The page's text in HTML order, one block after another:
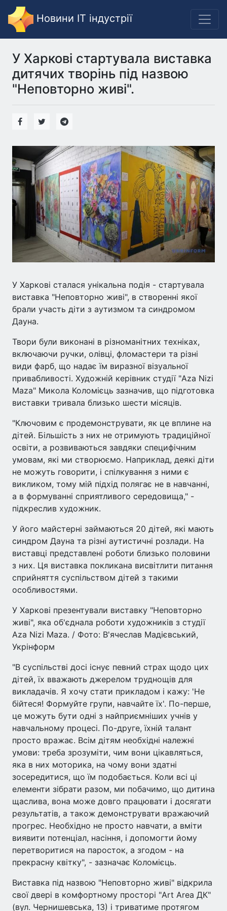
Новини IT індустрії
У Харкові стартувала виставка
дитячих творінь під назвою
"Неповторно живі".
У Харкові сталася унікальна подія - стартувала
виставка "Неповторно живі", в створенні якої
брали участь діти з аутизмом та синдромом
Дауна.
Твори були виконані в різноманітних техніках,
включаючи ручки, олівці, фломастери та різні
види фарб, що надає їм виразної візуальної
привабливості. Художній керівник студії "Aza Nizi
Maza" Микола Коломієць зазначив, що підготовка
виставки тривала близько шести місяців.
"Ключовим є продемонструвати, як це вплине на
дітей. Більшість з них не отримують традиційної
освіти, а розвиваються завдяки специфічним
умовам, які ми створюємо. Наприклад, деякі діти
не можуть говорити, і спілкування з ними є
викликом, тому мій підхід полягає не в навчанні,
а в формуванні сприятливого середовища," -
підкреслив художник.
У його майстерні займаються 20 дітей, які мають
синдром Дауна та різні аутистичні розлади. На
виставці представлені роботи близько половини
з них. Ця виставка покликана висвітлити питання
сприйняття суспільством дітей з такими
особливостями.
У Харкові презентували виставку "Неповторно
живі", яка об'єднала роботи художників з студії
Aza Nizi Maza. / Фото: В'ячеслав Мадієвський,
Укрінформ
"В суспільстві досі існує певний страх щодо цих
дітей, їх вважають джерелом труднощів для
викладачів. Я хочу стати прикладом і кажу: 'Не
бійтеся! Формуйте групи, навчайте їх'. По-перше,
це можуть бути одні з найприємніших учнів у
навчальному процесі. По-друге, їхній талант
просто вражає. Всім дітям необхідні належні
умови: треба зрозуміти, чим вони цікавляться,
яка в них моторика, на чому вони здатні
зосередитися, що їм подобається. Коли всі ці
елементи зібрати разом, ми побачимо, що дитина
щаслива, вона може довго працювати і досягати
результатів, а також демонструвати вражаючий
прогрес. Необхідно не просто навчати, а вміти
виявити потенціал, насіння, і допомогти йому
перетворитися на паросток, а згодом - на
прекрасну квітку", - зазначає Коломієць.
Виставка під назвою "Неповторно живі" відкрила
свої двері в комфортному просторі "Art Area ДК"
(вул. Чернишевська, 13) і триватиме протягом